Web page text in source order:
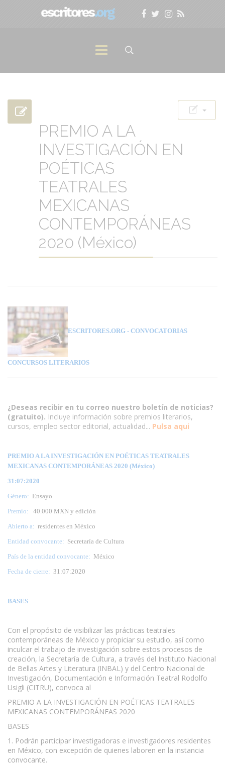
PREMIO A LA
INVESTIGACIÓN EN
POÉTICAS
TEATRALES
MEXICANAS
CONTEMPORÁNEAS
2020 (México)
ESCRITORES.ORG - CONVOCATORIAS
CONCURSOS LITERARIOS
¿Deseas recibir en tu correo nuestro boletín de noticias?
(gratuito). Incluye información sobre premios literarios,
cursos, empleo sector editorial, actualidad... Pulsa aqui
PREMIO A LA INVESTIGACIÓN EN POÉTICAS TEATRALES
MEXICANAS CONTEMPORÁNEAS 2020 (México)
31:07:2020
Género: Ensayo
Premio:
40.000 MXN y edición
Abierto a: residentes en México
Entidad convocante: Secretaría de Cultura
País de la entidad convocante: México
Fecha de cierre: 31:07:2020
BASES
Con el propósito de visibilizar las prácticas teatrales
contemporáneas de México y propiciar su estudio, así como
inculcar el trabajo de investigación sobre estos procesos de
creación, la Secretaría de Cultura, a través del Instituto Nacional
de Bellas Artes y Literatura (INBAL) y del Centro Nacional de
Investigación, Documentación e Información Teatral Rodolfo
Usigli (CITRU), convoca al
PREMIO A LA INVESTIGACIÓN EN POÉTICAS TEATRALES
MEXICANAS CONTEMPORÁNEAS 2020
BASES
1. Podrán participar investigadoras e investigadores residentes
en México, con excepción de quienes laboren en la instancia
convocante.